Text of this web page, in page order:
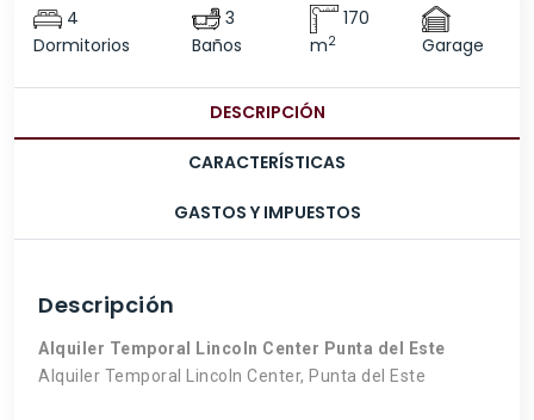
4
Dormitorios
3
Baños
170
m2 Garage
DESCRIPCIÓN
CARACTERÍSTICAS
GASTOS Y IMPUESTOS
Descripción
Alquiler Temporal Lincoln Center Punta del Este
Alquiler Temporal Lincoln Center, Punta del Este